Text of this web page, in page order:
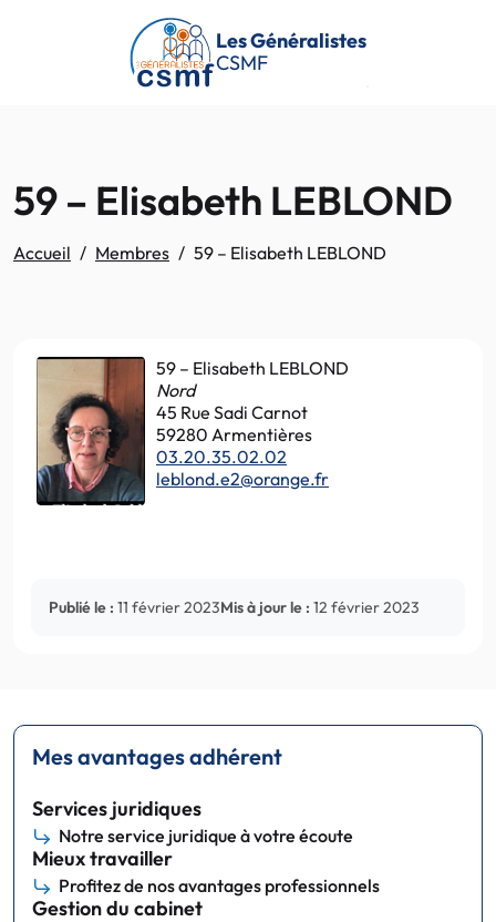
Passer au contenu principal
Les Généralistes
CSMF
59 – Elisabeth LEBLOND
Accueil Membres 59 – Elisabeth LEBLOND
59 – Elisabeth LEBLOND
Nord
45 Rue Sadi Carnot
59280 Armentières
03.20.35.02.02
leblond.e2@orange.fr
Publié le : 11 février 2023Mis à jour le : 12 février 2023
Mes avantages adhérent
Services juridiques
Notre service juridique à votre écoute
Mieux travailler
Profitez de nos avantages professionnels
Gestion du cabinet